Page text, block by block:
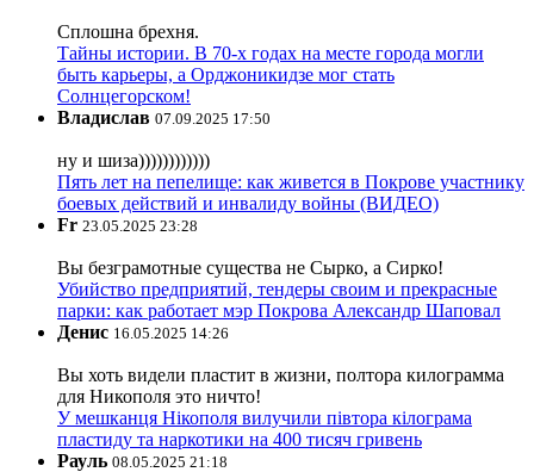
Сплошна брехня.
Тайны истории. В 70-х годах на месте города могли
быть карьеры, а Орджоникидзе мог стать
Солнцегорском!
Владислав 07.09.2025 17:50
ну и шиза))))))))))))
Пять лет на пепелище: как живется в Покрове участнику
боевых действий и инвалиду войны (ВИДЕО)
Fr 23.05.2025 23:28
Вы безграмотные существа не Сырко, а Сирко!
Убийство предприятий, тендеры своим и прекрасные
парки: как работает мэр Покрова Александр Шаповал
Денис 16.05.2025 14:26
Вы хоть видели пластит в жизни, полтора килограмма
для Никополя это ничто!
У мешканця Нікополя вилучили півтора кілограма
пластиду та наркотики на 400 тисяч гривень
Рауль 08.05.2025 21:18